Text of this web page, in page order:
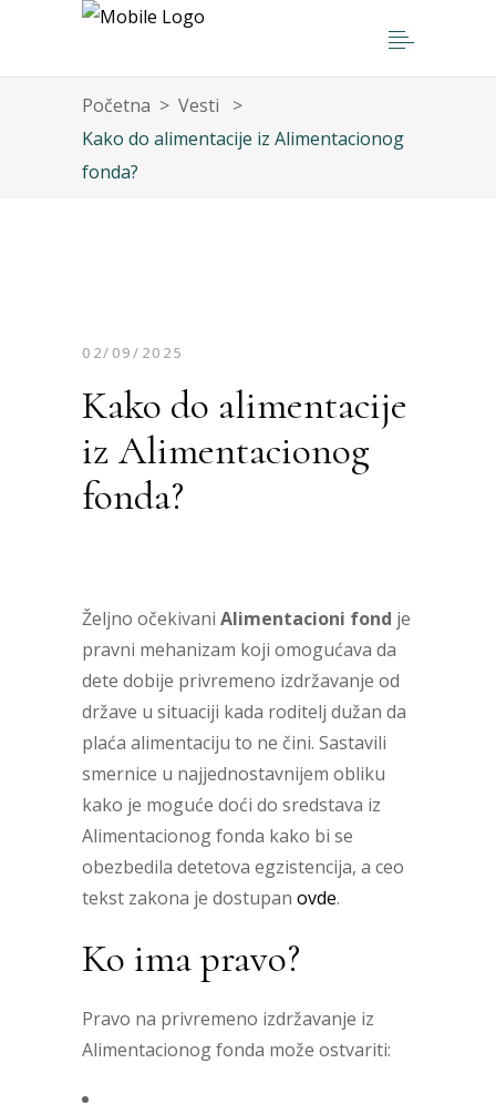
Početna > Vesti
>
Kako do alimentacije iz Alimentacionog
fonda?
02/09/2025
Kako do alimentacije
iz Alimentacionog
fonda?
Željno očekivani Alimentacioni fond je
pravni mehanizam koji omogućava da
dete dobije privremeno izdržavanje od
države u situaciji kada roditelj dužan da
plaća alimentaciju to ne čini. Sastavili
smernice u najjednostavnijem obliku
kako je moguće doći do sredstava iz
Alimentacionog fonda kako bi se
obezbedila detetova egzistencija, a ceo
tekst zakona je dostupan ovde.
Ko ima pravo?
Pravo na privremeno izdržavanje iz
Alimentacionog fonda može ostvariti: